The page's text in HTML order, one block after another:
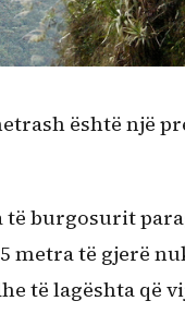
është një
burgosurit
metra të gjerë
të lagështa që